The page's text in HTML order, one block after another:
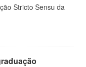
Stricto Sensu da